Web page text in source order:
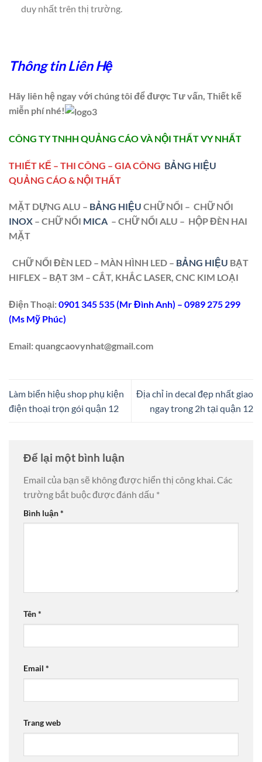
duy nhất trên thị trường.
Thông tin Liên Hệ
Hãy liên hệ ngay với chúng tôi để được Tư vấn, Thiết kế
miễn phí nhé!
CÔNG TY TNHH QUẢNG CÁO VÀ NỘI THẤT VY NHẤT
THIẾT KẾ – THI CÔNG – GIA CÔNG BẢNG HIỆU
QUẢNG CÁO & NỘI THẤT
MẶT DỰNG ALU – BẢNG HIỆU CHỮ NỔI – CHỮ NỔI
INOX – CHỮ NỔI MICA – CHỮ NỔI ALU – HỘP ĐÈN HAI
MẶT
CHỮ NỔI ĐÈN LED – MÀN HÌNH LED – BẢNG HIỆU BẠT
HIFLEX – BẠT 3M – CẮT, KHẮC LASER, CNC KIM LOẠI
Điện Thoại:0901 345 535 (Mr Đình Anh) – 0989 275 299
(Ms Mỹ Phúc)
Email: quangcaovynhat@gmail.com
Làm biển hiệu shop phụ kiện
điện thoại trọn gói quận 12
Địa chỉ in decal đẹp nhất giao
ngay trong 2h tại quận 12
Để lại một bình luận
Email của bạn sẽ không được hiển thị công khai. Các
trường bắt buộc được đánh dấu *
Bình luận*
Tên*
Email *
Trang web